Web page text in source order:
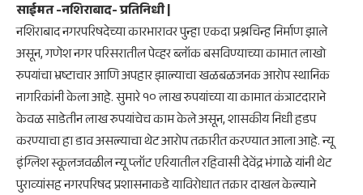
साईमत -नशिराबाद- प्रतिनिधी |
नशिराबाद नगरपरिषदेच्या कारभारावर पुन्हा एकदा प्रश्नचिन्ह निर्माण झाले
असून, गणेश नगर परिसरातील पेव्हर ब्लॉक बसविण्याच्या कामात लाखो
रुपयांचा भ्रष्टाचार आणि अपहार झाल्याचा खळबळजनक आरोप स्थानिक
नागरिकांनी केला आहे. सुमारे १० लाख रुपयांच्या या कामात कंत्राटदाराने
केवळ साडेतीन लाख रुपयांचेच काम केले असून, शासकीय निधी हडप
करण्याचा हा डाव असल्याचा थेट आरोप तक्रारीत करण्यात आला आहे. न्यू
इंग्लिश स्कूलजवळील न्यू प्लॉट एरियातील रहिवासी देवेंद्र भंगाळे यांनी थेट
पुराव्यांसह नगरपरिषद प्रशासनाकडे याविरोधात तक्रार दाखल केल्याने